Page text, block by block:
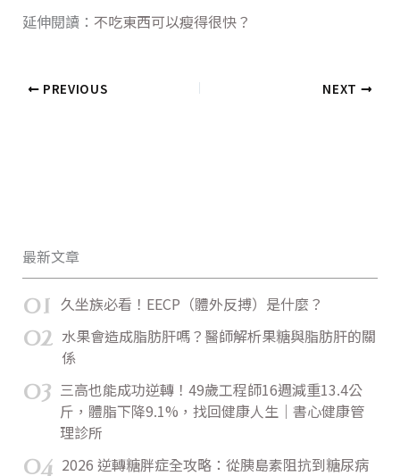
延伸閱讀： 不吃東西可以瘦得很快？
PREVIOUS NEXT
最新文章
01 久坐族必看！EECP（體外反搏）是什麼？
02 水果會造成脂肪肝嗎？醫師解析果糖與脂肪肝的關
係
03 三高也能成功逆轉！49歲工程師16週減重13.4公
斤，體脂下降9.1%，找回健康人生｜書心健康管
理診所
04 2026 逆轉糖胖症全攻略：從胰島素阻抗到糖尿病